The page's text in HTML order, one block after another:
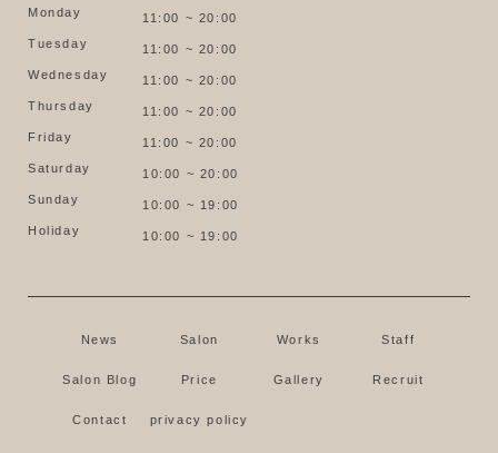
Monday
11:00 ~ 20:00
Tuesday
11:00 ~ 20:00
Wednesday
11:00 ~ 20:00
Thursday
11:00 ~ 20:00
Friday
11:00 ~ 20:00
Saturday
10:00 ~ 20:00
Sunday
10:00 ~ 19:00
Holiday
10:00 ~ 19:00
News Salon Works Staff
Salon Blog Price Gallery Recruit
Contact privacy policy